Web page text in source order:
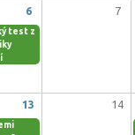
6 7
test z
13 14